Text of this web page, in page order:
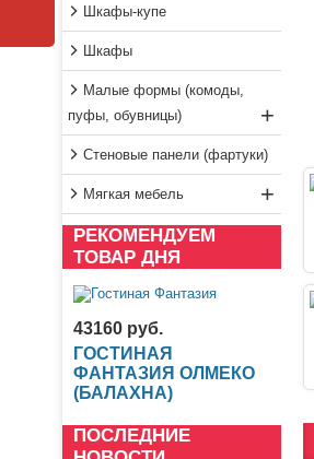
Шкафы-купе
Шкафы
Малые формы (комоды,
пуфы, обувницы)
+
Стеновые панели (фартуки)
Мягкая мебель +
РЕКОМЕНДУЕМ
ТОВАР ДНЯ
43160 руб.
ГОСТИНАЯ
ФАНТАЗИЯ ОЛМЕКО
(БАЛАХНА)
ПОСЛЕДНИЕ